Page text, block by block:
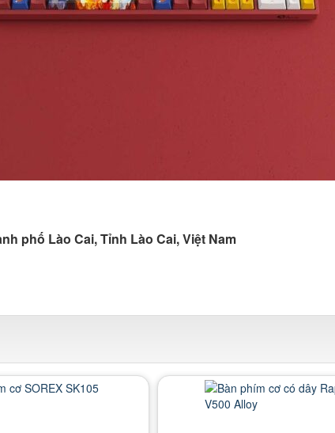
phố Lào Cai, Tỉnh Lào Cai, Việt Nam